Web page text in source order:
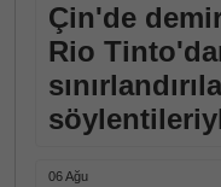
Çin'de
Rio
06 Ağu